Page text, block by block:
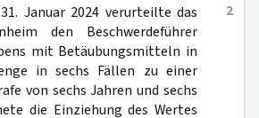
2
Januar 2024 verurteilte das
den Beschwerdeführer
mit Betäubungsmitteln in
in sechs Fällen zu einer
von sechs Jahren und sechs
die Einziehung des Wertes